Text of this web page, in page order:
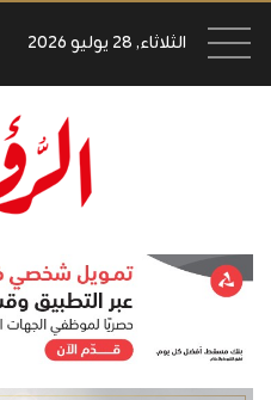
الثلاثاء, 28 يوليو 2026